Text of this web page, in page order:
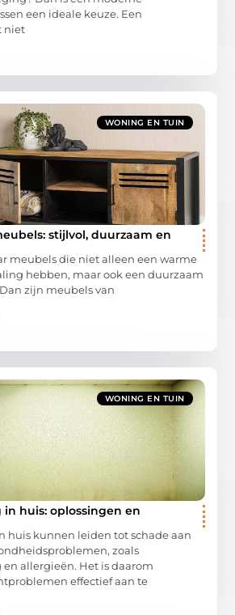
een ideale keuze. Een
niet
WONING EN TUIN
stijlvol, duurzaam en
meubels die niet alleen een warme
hebben, maar ook een duurzaam
zijn meubels van
WONING EN TUIN
huis: oplossingen en
huis kunnen leiden tot schade aan
zoals
allergieën. Het is daarom
effectief aan te